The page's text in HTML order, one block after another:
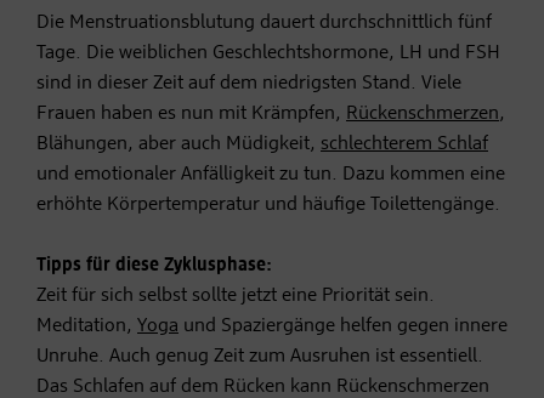
Die Menstruationsblutung dauert durchschnittlich fünf
Tage. Die weiblichen Geschlechtshormone, LH und FSH
sind in dieser Zeit auf dem niedrigsten Stand. Viele
Frauen haben es nun mit Krämpfen, Rückenschmerzen,
Blähungen, aber auch Müdigkeit, schlechterem Schlaf
und emotionaler Anfälligkeit zu tun. Dazu kommen eine
erhöhte Körpertemperatur und häufige Toilettengänge.
Tipps für diese Zyklusphase:
Zeit für sich selbst sollte jetzt eine Priorität sein.
Meditation, Yoga und Spaziergänge helfen gegen innere
Unruhe. Auch genug Zeit zum Ausruhen ist essentiell.
Das Schlafen auf dem Rücken kann Rückenschmerzen